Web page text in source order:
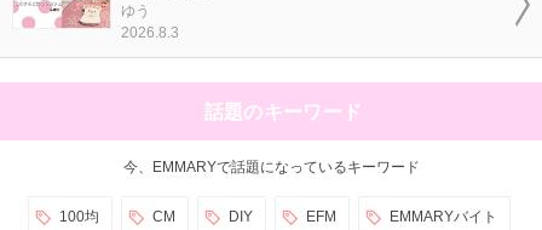
ゆう
2026.8.3
話題のキーワード
今、EMMARYで話題になっているキーワード
100均 CM DIY EFM EMMARYバイト